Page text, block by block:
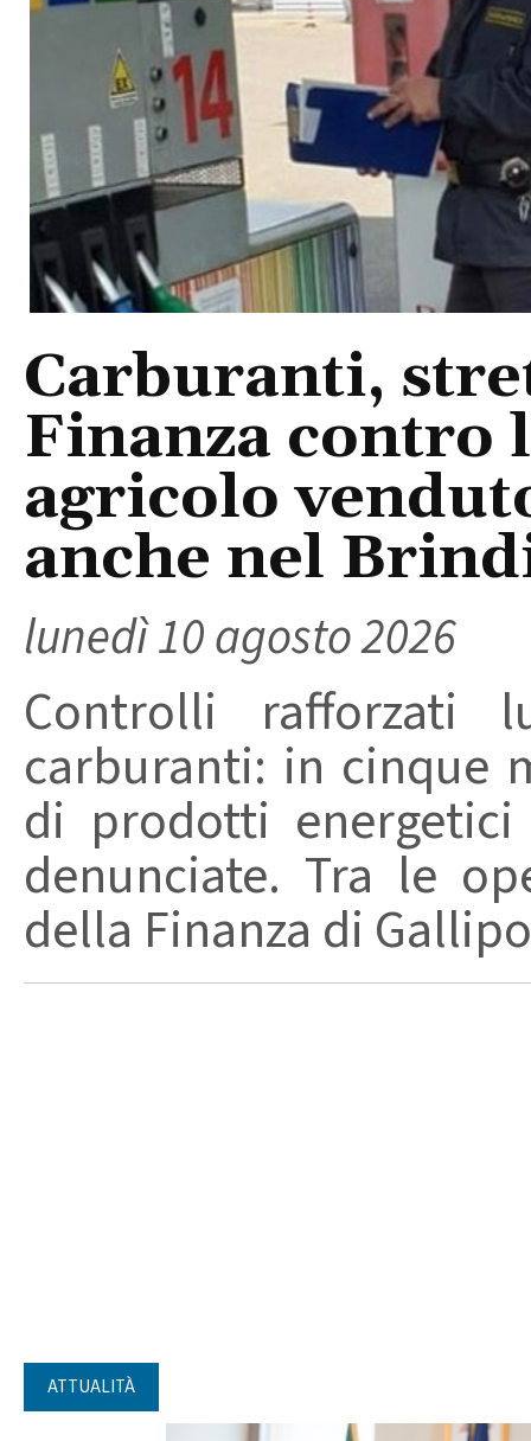
Carburanti,
Finanza contro
agricolo
anche nel
lunedì 10 agosto 2026
Controlli
carburanti: in cinque
di prodotti
denunciate. Tra le
della Finanza di
ATTUALITÀ